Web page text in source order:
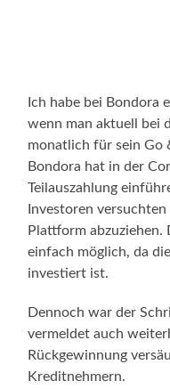
Ich habe bei Bondora
wenn man aktuell bei
monatlich für sein
Bondora hat in der
Teilauszahlung
Investoren
Plattform
einfach möglich, da
investiert ist.
Dennoch war der
vermeldet auch
Rückgewinnung
Kreditnehmern.